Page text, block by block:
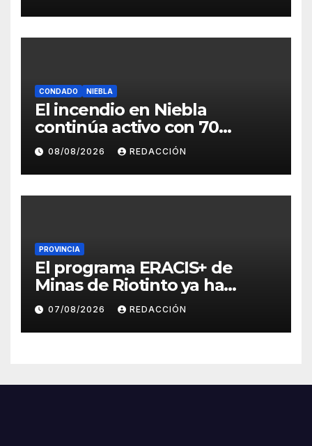
CONDADO NIEBLA
El incendio en Niebla
continúa activo con 70
personas en alejamiento
preventivo y más de 270
efectivos
08/08/2026 REDACCIÓN
PROVINCIA
El programa ERACIS+ de
Minas de Riotinto ya ha
abierto más de 60 itinerarios
sociolaborales en la barriada
Alto de la Mesa
07/08/2026 REDACCIÓN